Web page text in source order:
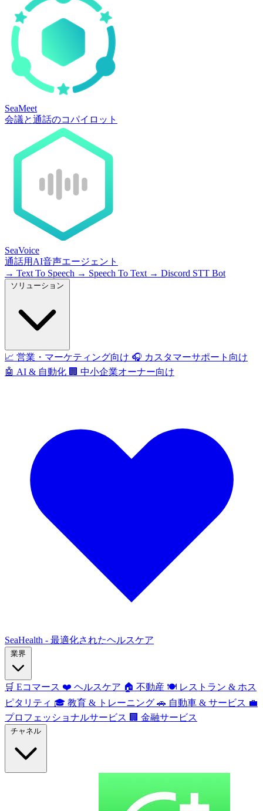
SeaMeet
会議と通話のコパイロット
SeaVoice
通話用AI音声エージェント
→ Text To Speech → Speech To Text → Discord STT Bot
📈 営業・マーケティング向け 🎧 カスタマーサポート向け
🤖 AI & 自動化 🏢 中小企業オーナー向け
SeaHealth - 最適化されたヘルスケア
🛒 Eコマース ❤️ ヘルスケア 🏠 不動産 🍽️ レストラン & ホス
ピタリティ 🎓 教育 & トレーニング 🚗 自動車 & サービス 💼
プロフェッショナルサービス 🏢 金融サービス